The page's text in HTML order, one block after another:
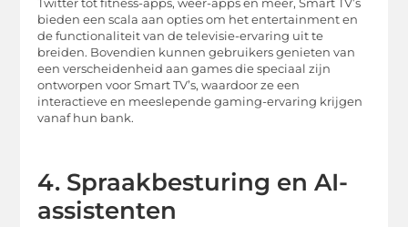
Twitter tot fitness-apps, weer-apps en meer, Smart TV’s
bieden een scala aan opties om het entertainment en
de functionaliteit van de televisie-ervaring uit te
breiden. Bovendien kunnen gebruikers genieten van
een verscheidenheid aan games die speciaal zijn
ontworpen voor Smart TV’s, waardoor ze een
interactieve en meeslepende gaming-ervaring krijgen
vanaf hun bank.
4. Spraakbesturing en AI-
assistenten